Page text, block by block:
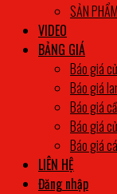
SẢN
VIDEO
BẢNG GIÁ
Báo giá
Báo giá
Báo giá
Báo giá
Báo giá
LIÊN HỆ
Đăng nhập